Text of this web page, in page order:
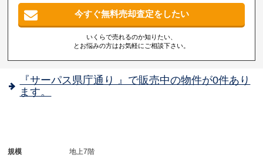
今すぐ無料売却査定をしたい
いくらで売れるのか知りたい、
とお悩みの方はお気軽にご相談下さい。
『サーパス県庁通り 』で販売中の物件が0件あり
ます。
規模 地上7階